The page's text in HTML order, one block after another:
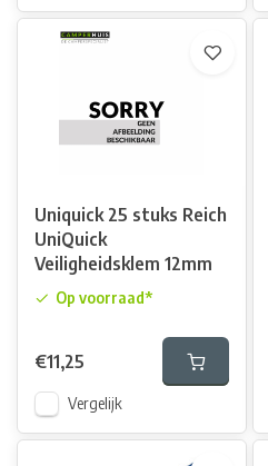
Uniquick 25 stuks Reich
UniQuick
Veiligheidsklem 12mm
Op voorraad*
€11,25
Vergelijk